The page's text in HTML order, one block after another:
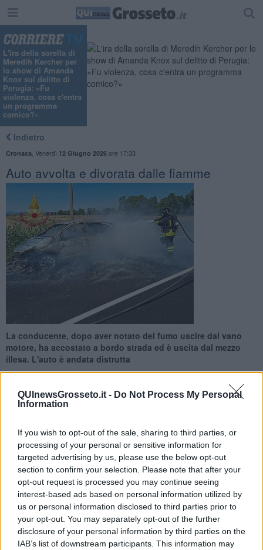
QUInewsGrosseto.it - Do Not Process My Personal
Information
If you wish to opt-out of the sale, sharing to third parties, or
processing of your personal or sensitive information for
targeted advertising by us, please use the below opt-out
section to confirm your selection. Please note that after your
opt-out request is processed you may continue seeing
interest-based ads based on personal information utilized by
us or personal information disclosed to third parties prior to
your opt-out. You may separately opt-out of the further
disclosure of your personal information by third parties on the
IAB’s list of downstream participants. This information may
L'ira della sorella di
Meredih Kercher per
lo show di Amanda
Knox sul delitto di
Perugia: «Fu
violenza, cosa c'entra
un programma
comico?»
Indietro
Cronaca Venerdì 12 Giugno 2026ore 17:33
Auto avvolta e divorata dalle fiamme
La conducente, dopo aver notato del fumo uscire dal vano
motore, ha accostato a bordo strada ed è uscita dal mezzo
illesa. L'auto è andata distrutta
GROSSETO —Un'auto ha preso fuoco ed è stata completamente
divorata dalle fiamme sulla Strada della Trappola, poco prima di
Principina a Mare in direzione Marina di Grosseto. Il fatto è
accaduto nel primo pomeriggio di oggi.
La conducente, dopo aver notato del fumo fuoriuscire dal vano
motore, ha prontamente accostato a bordo strada ed è uscita dal
mezzo illesa.